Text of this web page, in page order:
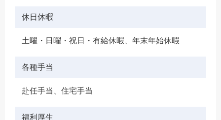
休日休暇
土曜・日曜・祝日・有給休暇、年末年始休暇
各種手当
赴任手当、住宅手当
福利厚生